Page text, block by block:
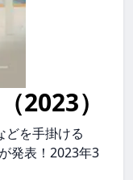
2023）
を手掛ける
発表！2023年3